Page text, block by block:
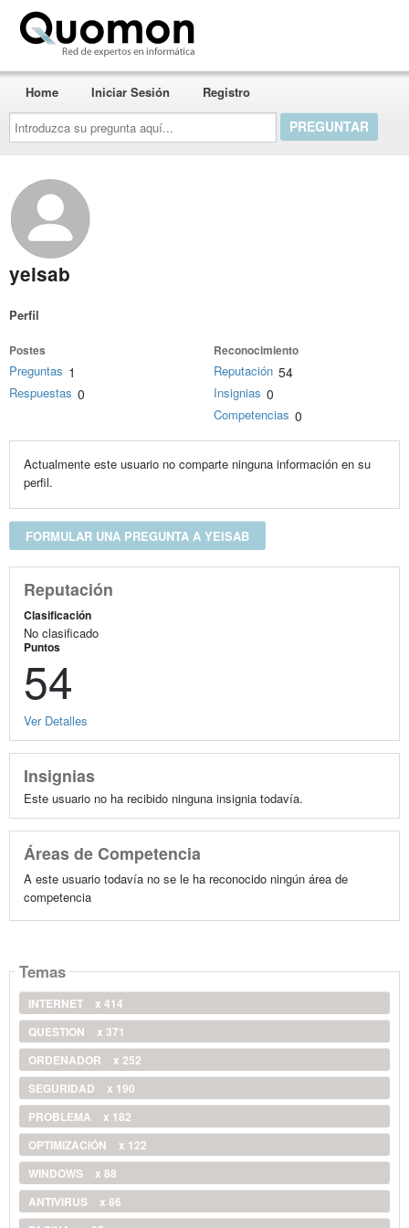
Introduzca
su
pregunta
aquí...
Home Iniciar Sesión Registro
yeisab
Perfil
Postes
Preguntas 1
Respuestas 0
Reconocimiento
Reputación 54
Insignias 0
Competencias 0
Actualmente este usuario no comparte ninguna información en su
perfil.
FORMULAR UNA PREGUNTA A YEISAB
Reputación
Clasificación
No clasificado
Puntos
54
Ver Detalles
Insignias
Este usuario no ha recibido ninguna insignia todavía.
Áreas de Competencia
A este usuario todavía no se le ha reconocido ningún área de
competencia
Temas
INTERNET
x 414
QUESTION
x 371
ORDENADOR
x 252
SEGURIDAD
x 190
PROBLEMA
x 182
OPTIMIZACIÓN
x 122
WINDOWS
x 88
ANTIVIRUS
x 86